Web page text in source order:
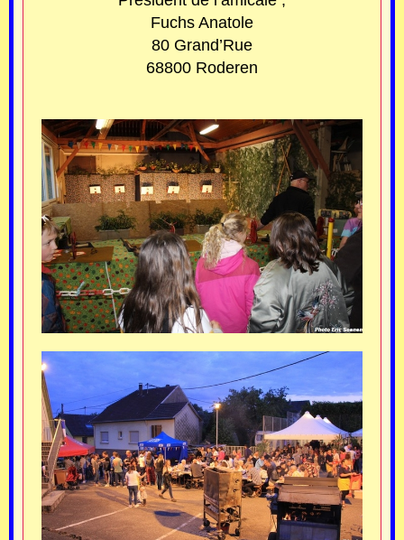
Fuchs Anatole
80 Grand’Rue
68800 Roderen